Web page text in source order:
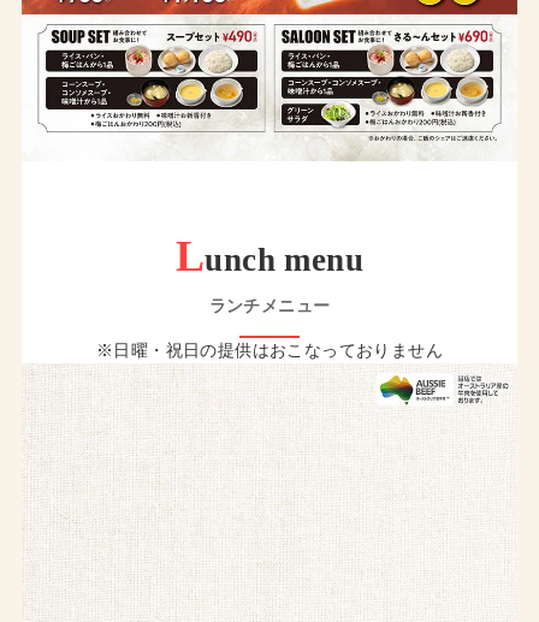
Lunch menu
ランチメニュー
※日曜・祝日の提供はおこなっておりません